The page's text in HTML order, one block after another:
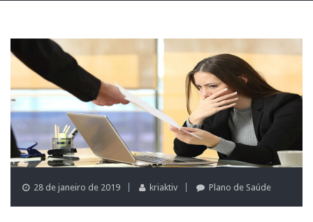
28 de janeiro de 2019 kriaktiv Plano de Saúde